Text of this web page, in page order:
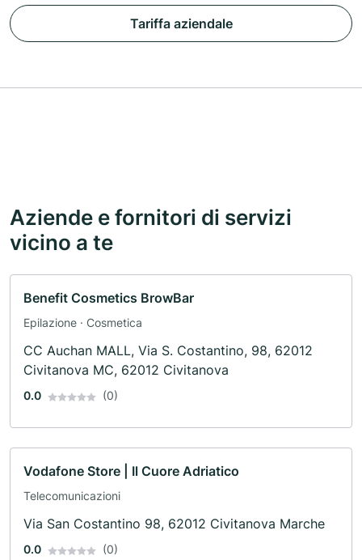
Tariffa aziendale
Aziende e fornitori di servizi
vicino a te
Benefit Cosmetics BrowBar
Epilazione · Cosmetica
CC Auchan MALL, Via S. Costantino, 98, 62012
Civitanova MC, 62012 Civitanova
0.0 (0)
Vodafone Store | Il Cuore Adriatico
Telecomunicazioni
Via San Costantino 98, 62012 Civitanova Marche
0.0 (0)